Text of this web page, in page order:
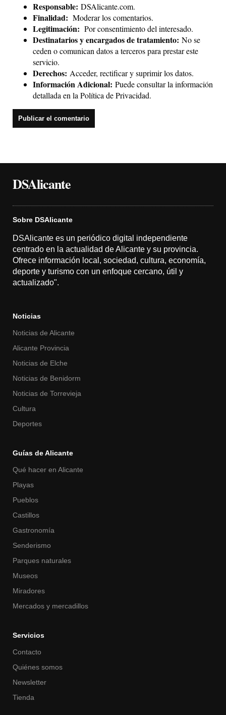
Responsable: DSAlicante.com.
Finalidad: Moderar los comentarios.
Legitimación: Por consentimiento del interesado.
Destinatarios y encargados de tratamiento: No se
ceden o comunican datos a terceros para prestar este
servicio.
Derechos: Acceder, rectificar y suprimir los datos.
Información Adicional: Puede consultar la información
detallada en la Política de Privacidad.
DSAlicante
Sobre DSAlicante
DSAlicante es un periódico digital independiente
centrado en la actualidad de Alicante y su provincia.
Ofrece información local, sociedad, cultura, economía,
deporte y turismo con un enfoque cercano, útil y
actualizado".
Noticias
Noticias de Alicante
Alicante Provincia
Noticias de Elche
Noticias de Benidorm
Noticias de Torrevieja
Cultura
Deportes
Guías de Alicante
Qué hacer en Alicante
Playas
Pueblos
Castillos
Gastronomía
Senderismo
Parques naturales
Museos
Miradores
Mercados y mercadillos
Servicios
Contacto
Quiénes somos
Newsletter
Tienda